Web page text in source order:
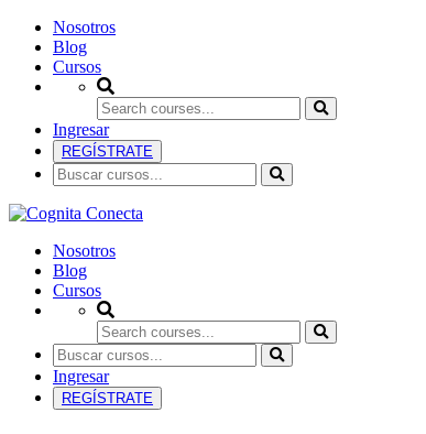
Nosotros
Blog
Cursos
Ingresar
REGÍSTRATE
Nosotros
Blog
Cursos
Ingresar
REGÍSTRATE